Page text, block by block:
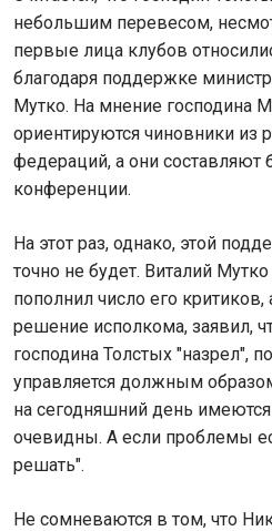
небольшим перевесом,
первые лица клубов
благодаря поддержке
Мутко. На мнение господина
ориентируются чиновники из
федераций, а они составляют
конференции.
На этот раз, однако, этой
точно не будет. Виталий
пополнил число его
решение исполкома, заявил,
господина Толстых "назрел",
управляется должным
на сегодняшний день
очевидны. А если проблемы
решать".
Не сомневаются в том, что